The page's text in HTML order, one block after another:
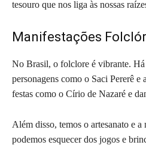
tesouro que nos liga às nossas
Manifestações
No Brasil, o folclore é vibrante. Há
personagens como o Saci Pererê e
festas como o Círio de Nazaré e
Além disso, temos o artesanato e
podemos esquecer dos jogos e